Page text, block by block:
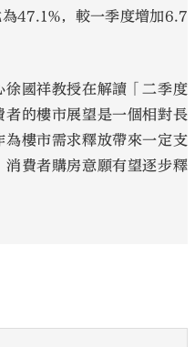
47.1%，較一季度增加6.7
徐國祥教授在解讀「二季度
的樓市展望是一個相對長
樓市需求釋放帶來一定支
費者購房意願有望逐步釋